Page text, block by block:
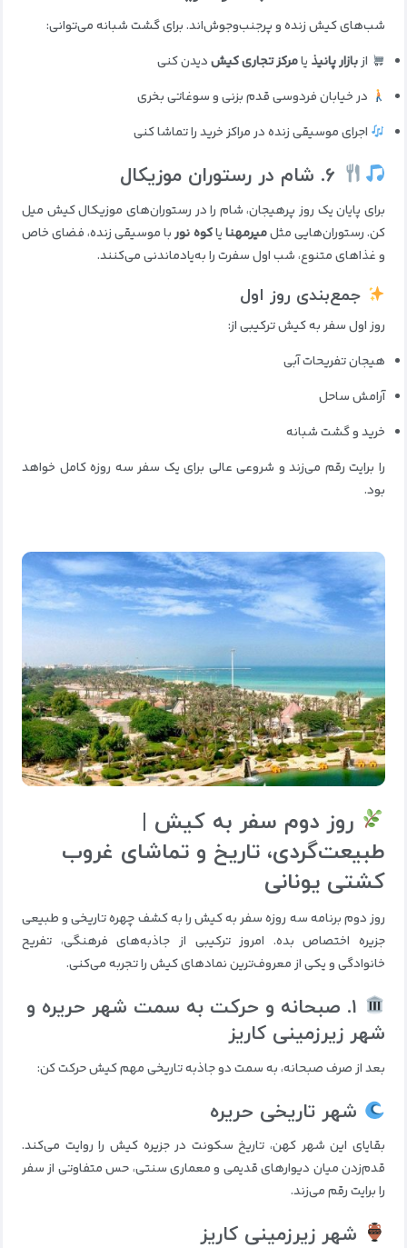
شب‌های کیش زنده و پرجنب‌وجوش‌اند. برای گشت شبانه می‌توانی:
ازبازار پانیذ یامرکز تجاری کیشدیدن کنی
در خیابان فردوسی قدم بزنی و سوغاتی بخری
اجرای موسیقی زنده در مراکز خرید را تماشا کنی
برای پایان یک روز پرهیجان، شام را در رستوران‌های موزیکال کیش میل
کن. رستوران‌هایی مثلمیرمهنایاکوه نوربا موسیقی زنده، فضای خاص
و غذاهای متنوع، شب اول سفرت را به‌یادماندنی می‌کنند.
جمع‌بندی روز اول
روز اول سفر به کیش ترکیبی از:
هیجان تفریحات آبی
آرامش ساحل
خرید و گشت شبانه
را برایت رقم می‌زند و شروعی عالی برای یک سفر سه روزه کامل خواهد
بود.
روز دوم سفر به کیش |
طبیعت‌گردی، تاریخ و تماشای غروب
کشتی یونانی
روز دوم برنامه سه روزه سفر به کیش را به کشف چهره تاریخی و طبیعی
جزیره اختصاص بده. امروز ترکیبی از جاذبه‌های فرهنگی، تفریح
خانوادگی و یکی از معروف‌ترین نمادهای کیش را تجربه می‌کنی.
۱. صبحانه و حرکت به سمت شهر حریره و
شهر زیرزمینی کاریز
بعد از صرف صبحانه، به سمت دو جاذبه تاریخی مهم کیش حرکت کن:
شهر تاریخی حریره
بقایای این شهر کهن، تاریخ سکونت در جزیره کیش را روایت می‌کند.
قدم‌زدن میان دیوارهای قدیمی و معماری سنتی، حس متفاوتی از سفر
را برایت رقم می‌زند.
شهر زیرزمینی کاریز